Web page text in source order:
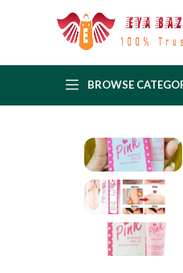
BROWSE